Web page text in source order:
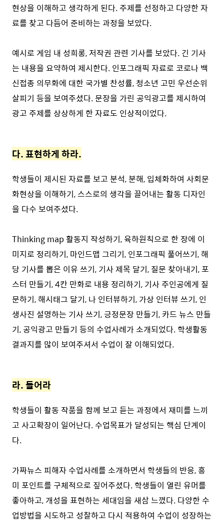
현상을 이해하고 생각하게 된다. 주제를 선정하고 다양한 자
료를 찾고 다듬어 준비하는 과정을 보았다.
예시로 게임 내 성희롱, 저작권 관련 기사를 보았다. 긴 기사
는 내용을 요약하여 제시한다. 인포그래픽 자료로 코로나 백
신접종 의무화에 대한 국가별 찬성률, 청소년 고민 우선순위
살피기 등을 보여주셨다. 문장을 가린 공익광고를 제시하여
광고 주제를 상상하게 한 자료도 인상적이었다.
다. 표현하게 하라.
학생들이 제시된 자료를 보고 분석, 분해, 입체화하여 사회문
화현상을 이해하기, 스스로의 생각을 끌어내는 활동 디자인
을 다수 보여주셨다.
Thinking map 활동지 작성하기, 육하원칙으로 한 장에 이
미지로 정리하기, 마인드맵 그리기, 인포그래픽 풀어쓰기, 해
당 기사를 뽑은 이유 쓰기, 기사 제목 달기, 질문 찾아내기, 포
스터 만들기, 4칸 만화로 내용 정리하기, 기사 주인공에게 질
문하기, 해시태그 달기, 나 인터뷰하기, 가상 인터뷰 쓰기, 인
생사진 설명하는 기사 쓰기, 긍정문장 만들기, 카드 뉴스 만들
기, 공익광고 만들기 등의 수업사례가 소개되었다. 학생활동
결과지를 많이 보여주셔서 수업이 잘 이해되었다.
라. 들어라
학생들이 활동 작품을 함께 보고 듣는 과정에서 재미를 느끼
고 사고확장이 일어난다. 수업목표가 달성되는 핵심 단계이
다.
가짜뉴스 피해자 수업사례를 소개하면서 학생들의 반응, 흥
미 포인트를 구체적으로 짚어주셨다. 학생들이 열린 유머를
좋아하고, 개성을 표현하는 세대임을 새삼 느꼈다. 다양한 수
업방법을 시도하고 성찰하고 다시 적용하여 수업이 성장하는